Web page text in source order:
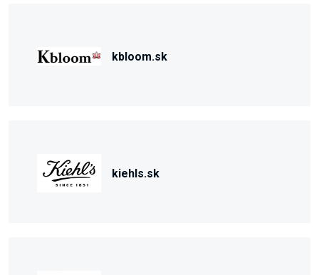
kbloom.sk
kiehls.sk